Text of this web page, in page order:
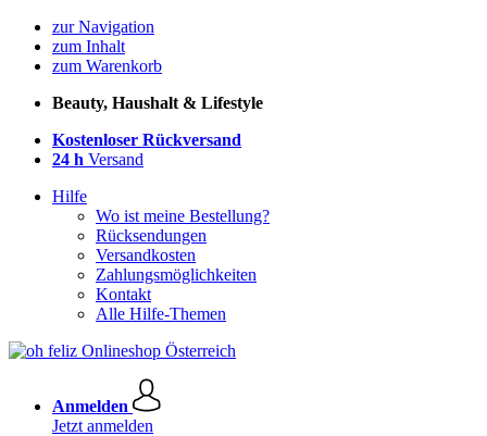
zur Navigation
zum Inhalt
zum Warenkorb
Beauty, Haushalt & Lifestyle
Kostenloser Rückversand
24 h Versand
Hilfe
Wo ist meine Bestellung?
Rücksendungen
Versandkosten
Zahlungsmöglichkeiten
Kontakt
Alle Hilfe-Themen
Anmelden
Jetzt anmelden